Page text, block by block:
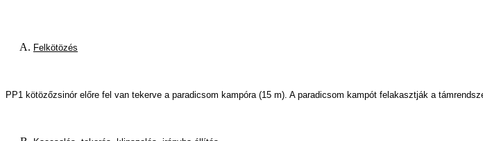
Felkötözés
PP1 kötözőzsinór előre fel van tekerve a paradicsom kampóra (15 m). A paradicsom kampót felakasztják a